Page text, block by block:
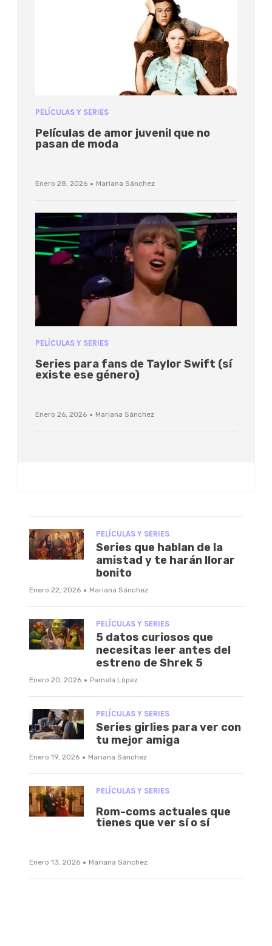
PELÍCULAS Y SERIES
Películas de amor juvenil que no
pasan de moda
Enero 28, 2026 · Mariana Sánchez
PELÍCULAS Y SERIES
Series para fans de Taylor Swift (sí
existe ese género)
Enero 26, 2026 · Mariana Sánchez
PELÍCULAS Y SERIES
Series que hablan de la
amistad y te harán llorar
bonito
Enero 22, 2026 · Mariana Sánchez
PELÍCULAS Y SERIES
5 datos curiosos que
necesitas leer antes del
estreno de Shrek 5
Enero 20, 2026 · Pamela López
PELÍCULAS Y SERIES
Series girlies para ver con
tu mejor amiga
Enero 19, 2026 · Mariana Sánchez
PELÍCULAS Y SERIES
Rom-coms actuales que
tienes que ver sí o sí
Enero 13, 2026 · Mariana Sánchez